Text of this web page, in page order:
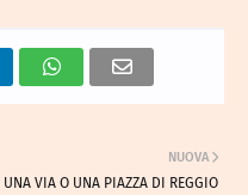
NUOVA
UNA VIA O UNA PIAZZA DI REGGIO